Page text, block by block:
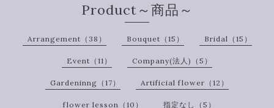
Product～商品～
Arrangement（38） Bouquet（15） Bridal（15）
Event（11） Company(法人)（5）
Gardeninng（17） Artificial flower（12）
flower lesson（10） 指定なし（5）